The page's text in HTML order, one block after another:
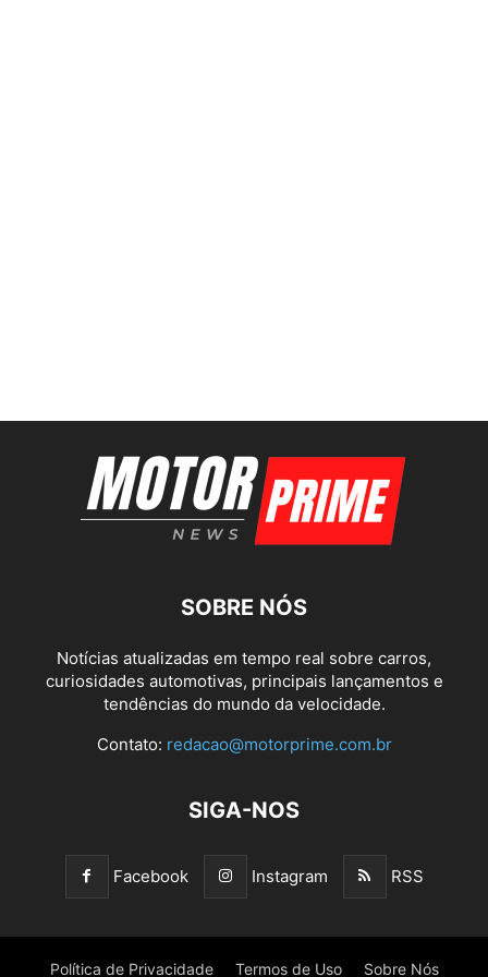
SOBRE NÓS
Notícias atualizadas em tempo real sobre carros,
curiosidades automotivas, principais lançamentos e
tendências do mundo da velocidade.
Contato: redacao@motorprime.com.br
SIGA-NOS
Facebook Instagram RSS
Política de Privacidade Termos de Uso Sobre Nós